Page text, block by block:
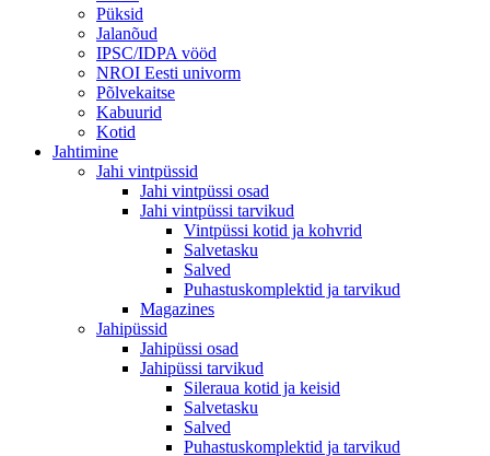
Püksid
Jalanõud
IPSC/IDPA vööd
NROI Eesti univorm
Põlvekaitse
Kabuurid
Kotid
Jahtimine
Jahi vintpüssid
Jahi vintpüssi osad
Jahi vintpüssi tarvikud
Vintpüssi kotid ja kohvrid
Salvetasku
Salved
Puhastuskomplektid ja tarvikud
Magazines
Jahipüssid
Jahipüssi osad
Jahipüssi tarvikud
Sileraua kotid ja keisid
Salvetasku
Salved
Puhastuskomplektid ja tarvikud